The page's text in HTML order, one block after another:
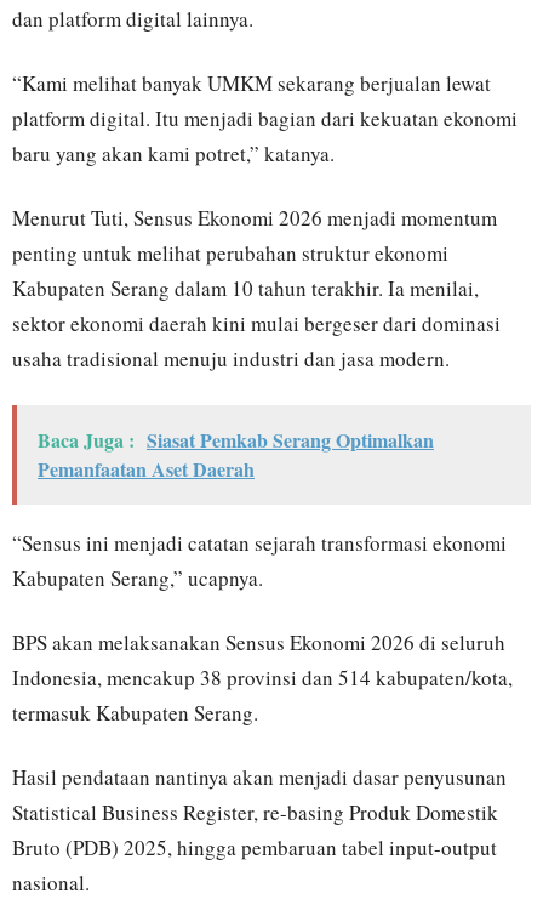
dan platform digital lainnya.
“Kami melihat banyak UMKM sekarang berjualan lewat
platform digital. Itu menjadi bagian dari kekuatan ekonomi
baru yang akan kami potret,” katanya.
Menurut Tuti, Sensus Ekonomi 2026 menjadi momentum
penting untuk melihat perubahan struktur ekonomi
Kabupaten Serang dalam 10 tahun terakhir. Ia menilai,
sektor ekonomi daerah kini mulai bergeser dari dominasi
usaha tradisional menuju industri dan jasa modern.
Baca Juga : Siasat Pemkab Serang Optimalkan
Pemanfaatan Aset Daerah
“Sensus ini menjadi catatan sejarah transformasi ekonomi
Kabupaten Serang,” ucapnya.
BPS akan melaksanakan Sensus Ekonomi 2026 di seluruh
Indonesia, mencakup 38 provinsi dan 514 kabupaten/kota,
termasuk Kabupaten Serang.
Hasil pendataan nantinya akan menjadi dasar penyusunan
Statistical Business Register, re-basing Produk Domestik
Bruto (PDB) 2025, hingga pembaruan tabel input-output
nasional.